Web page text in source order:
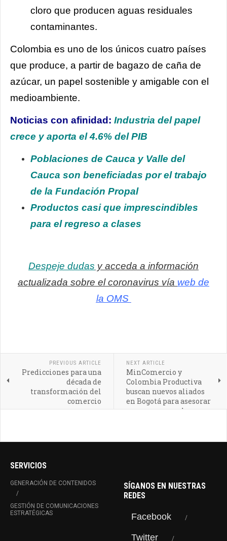
cloro que producen aguas residuales
contaminantes.
Colombia es uno de los únicos cuatro países
que produce, a partir de bagazo de caña de
azúcar, un papel sostenible y amigable con el
medioambiente.
Noticias con afinidad: Industria del papel
crece y aporta el 4.6% del PIB
Poblaciones de Cauca y Valle del
Cauca son beneficiadas por el trabajo
de la Fundación Propal
Productos casi que imprescindibles
para el regreso a clases
Despeje dudas y acceda a información
actualizada sobre el coronavirus vía web de
la OMS
PREVIOUS ARTICLE
Predicciones para una
década de
transformación del
comercio
NEXT ARTICLE
MinComercio y
Colombia Productiva
buscan nuevos aliados
en Bogotá para asesorar
empresas con el
SERVICIOS
GENERACIÓN DE CONTENIDOS
GESTIÓN DE COMUNICACIONES
ESTRATÉGICAS
SÍGANOS EN NUESTRAS
REDES
Facebook
Twitter